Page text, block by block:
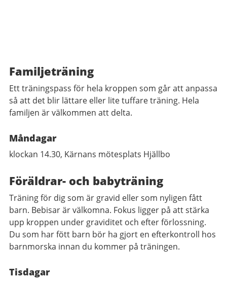
Familjeträning
Ett träningspass för hela kroppen som går att anpassa
så att det blir lättare eller lite tuffare träning. Hela
familjen är välkommen att delta.
Måndagar
klockan 14.30, Kärnans mötesplats Hjällbo
Föräldrar- och babyträning
Träning för dig som är gravid eller som nyligen fått
barn. Bebisar är välkomna. Fokus ligger på att stärka
upp kroppen under graviditet och efter förlossning.
Du som har fött barn bör ha gjort en efterkontroll hos
barnmorska innan du kommer på träningen.
Tisdagar